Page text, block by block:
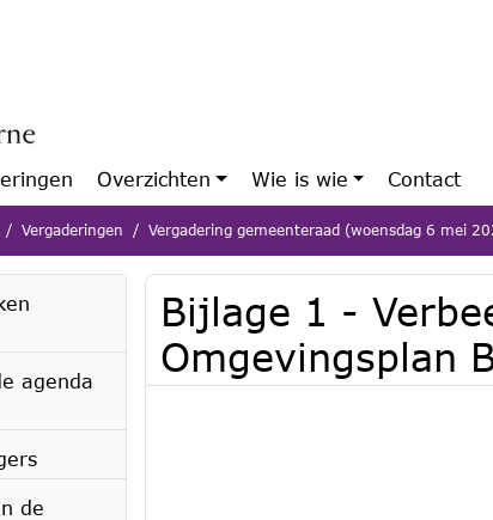
Overzichten Wie is wie Contact
Vergaderingen Vergadering gemeenteraad (woensdag 6 mei
agenda
de
Bijlage 1 -
Omgevingsplan